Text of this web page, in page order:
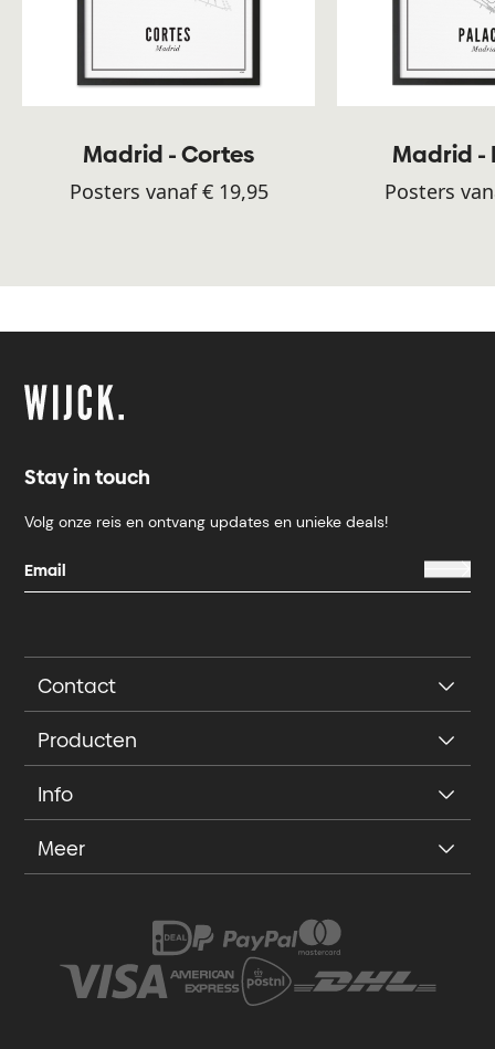
Madrid - Cortes
Posters vanaf € 19,95
Madrid -
Posters
Stay in touch
Volg onze reis en ontvang updates en unieke deals!
Contact
Producten
Info
Meer